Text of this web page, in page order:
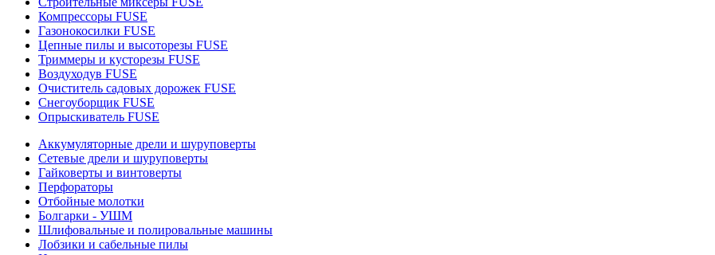
Компрессоры FUSE
Газонокосилки FUSE
Цепные пилы и высоторезы FUSE
Триммеры и кусторезы FUSE
Воздуходув FUSE
Очиститель садовых дорожек FUSE
Снегоуборщик FUSE
Опрыскиватель FUSE
Аккумуляторные дрели и шуруповерты
Сетевые дрели и шуруповерты
Гайковерты и винтоверты
Перфораторы
Отбойные молотки
Болгарки - УШМ
Шлифовальные и полировальные машины
Лобзики и сабельные пилы